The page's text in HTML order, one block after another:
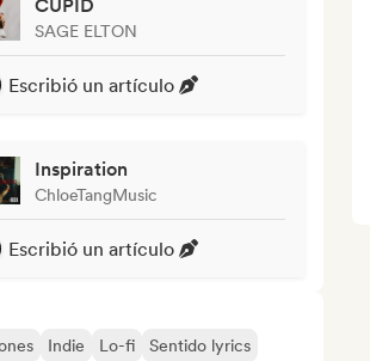
CUPID
SAGE ELTON
Escribió un artículo
Inspiration
ChloeTangMusic
Escribió un artículo
Indie Lo-fi
Sentido lyrics